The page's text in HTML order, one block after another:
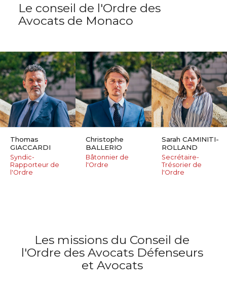
Le conseil de l'Ordre des
Avocats de Monaco
Thomas
GIACCARDI
Syndic-
Rapporteur de
l'Ordre
Christophe
BALLERIO
Bâtonnier de
l'Ordre
Sarah CAMINITI-
ROLLAND
Secrétaire-
Trésorier de
l'Ordre
Les missions du Conseil de
l'Ordre des Avocats Défenseurs
et Avocats